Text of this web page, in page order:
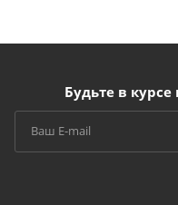
Будьте в